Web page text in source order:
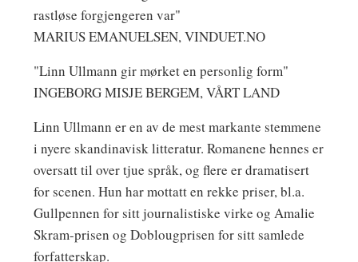
rastløse forgjengeren var"
MARIUS EMANUELSEN, VINDUET.NO
"Linn Ullmann gir mørket en personlig form"
INGEBORG MISJE BERGEM, VÅRT LAND
Linn Ullmann er en av de mest markante stemmene
i nyere skandinavisk litteratur. Romanene hennes er
oversatt til over tjue språk, og flere er dramatisert
for scenen. Hun har mottatt en rekke priser, bl.a.
Gullpennen for sitt journalistiske virke og Amalie
Skram-prisen og Doblougprisen for sitt samlede
forfatterskap.